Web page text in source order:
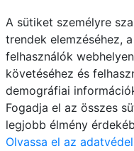
E-mail
A sütiket személyre
trendek elemzéséhez,
felhasználók
követéséhez és
demográfiai
Fogadja el az összes
legjobb élmény
Olvassa el az